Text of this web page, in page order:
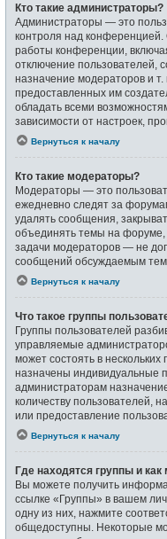
Кто такие администраторы?
Администраторы — это
контроля над конференцией.
работы конференции,
отключение пользователей,
назначение модераторов и т.
предоставленных им
обладать всеми
зависимости от настроек,
Вернуться к началу
Кто такие модераторы?
Модераторы — это
ежедневно следят за
удалять сообщения,
объединять темы на форуме,
задачи модераторов — не
сообщений обсуждаемым
Вернуться к началу
Что такое группы
Группы пользователей
управляемые
может состоять в нескольких
назначены индивидуальные
администраторам
количеству пользователей,
или предоставление
Вернуться к началу
Где находятся группы и как
Вы можете получить
ссылке «Группы» в вашем
одну из них, нажмите
общедоступны. Некоторые